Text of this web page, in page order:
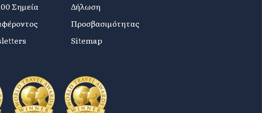
Σημεία
Δήλωση
Προσβασιμότητας
Sitemap